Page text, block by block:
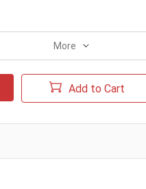
More
Add to Cart